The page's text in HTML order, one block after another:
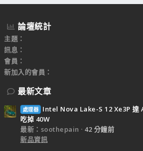
論壇統計
主題
訊息
會員
新加入的會員
最新文章
處理器
Intel Nova Lake-S 12 Xe3P 達
吃掉 40W
最新：soothepain
42 分鐘前
新品資訊